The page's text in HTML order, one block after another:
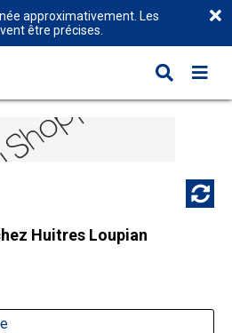
approximativement. Les
être précises.
Huitres Loupian